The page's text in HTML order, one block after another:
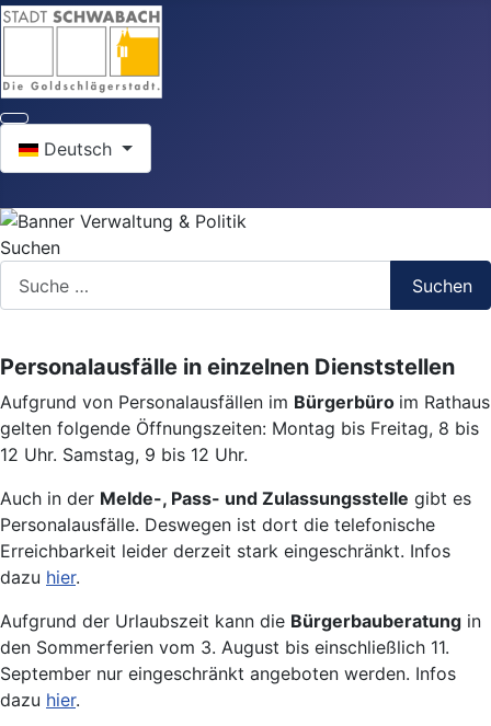
Deutsch
Suchen
Suchen
Personalausfälle in einzelnen Dienststellen
Aufgrund von Personalausfällen im Bürgerbüro im Rathaus
gelten folgende Öffnungszeiten: Montag bis Freitag, 8 bis
12 Uhr. Samstag, 9 bis 12 Uhr.
Auch in der Melde-, Pass- und Zulassungsstelle gibt es
Personalausfälle. Deswegen ist dort die telefonische
Erreichbarkeit leider derzeit stark eingeschränkt. Infos
dazu hier.
Aufgrund der Urlaubszeit kann die Bürgerbauberatung in
den Sommerferien vom 3. August bis einschließlich 11.
September nur eingeschränkt angeboten werden. Infos
dazu hier.